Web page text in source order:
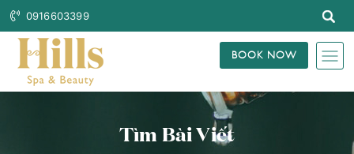
0916603399
BOOK NOW
Tìm Bài Viết